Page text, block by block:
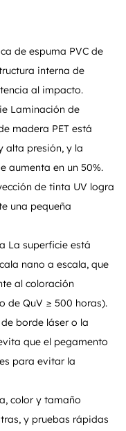
de espuma PVC de
interna de
al impacto.
Laminación de
madera PET está
alta presión, y la
aumenta en un 50%.
de tinta UV logra
una pequeña
La superficie está
nano a escala, que
al coloración
de QuV ≥ 500 horas).
borde láser o la
que el pegamento
para evitar la
color y tamaño
y pruebas rápidas